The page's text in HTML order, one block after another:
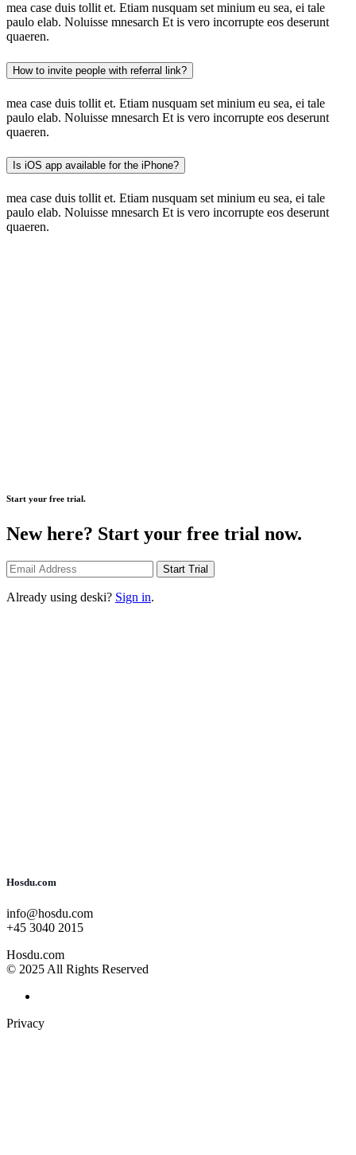
mea case duis tollit et. Etiam nusquam set minium eu sea, ei tale
paulo elab. Noluisse mnesarch Et is vero incorrupte eos deserunt
quaeren.
How to invite people with referral link?
mea case duis tollit et. Etiam nusquam set minium eu sea, ei tale
paulo elab. Noluisse mnesarch Et is vero incorrupte eos deserunt
quaeren.
Is iOS app available for the iPhone?
mea case duis tollit et. Etiam nusquam set minium eu sea, ei tale
paulo elab. Noluisse mnesarch Et is vero incorrupte eos deserunt
quaeren.
Start your free trial.
New here? Start your free trial now.
Start Trial
Already using deski? Sign in.
Hosdu.com
info@hosdu.com
+45 3040 2015
Hosdu.com
© 2025 All Rights Reserved
Privacy